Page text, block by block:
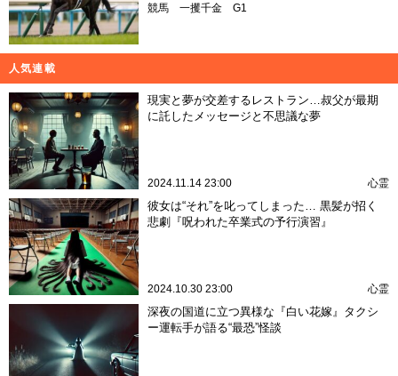
競馬 一攫千金 G1
人気連載
現実と夢が交差するレストラン…叔父が最期
に託したメッセージと不思議な夢
2024.11.14 23:00 心霊
彼女は“それ”を叱ってしまった… 黒髪が招く
悲劇『呪われた卒業式の予行演習』
2024.10.30 23:00 心霊
深夜の国道に立つ異様な『白い花嫁』タクシ
ー運転手が語る“最恐”怪談